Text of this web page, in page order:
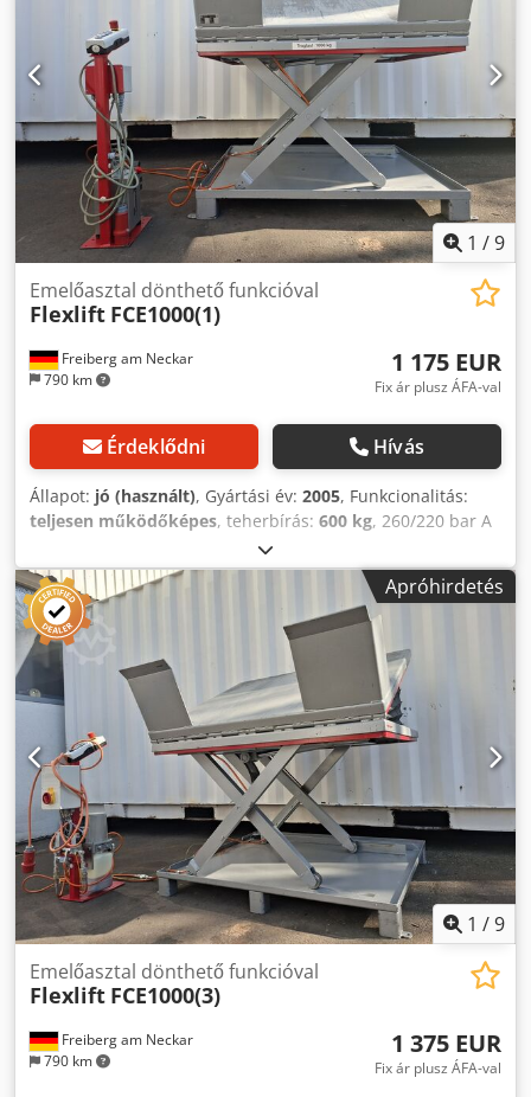
távú tartósságot és megbízható teljesítményt biztosít a
mindennapi használat során. Felhasználóbarát
kezelésének köszönhetően az emelőasztal gyorsan
integrálható a meglévő termelési folyamatokba, így
praktikus megoldást jelent az igényes emelési és
pozicionálási feladatokhoz.
1 /9
Freiberg am Neckar
790 km
Emelőasztal dönthető funkcióval
Flexlift FCE1000(1)
1 175 EUR
Fix ár plusz ÁFA-val
Érdeklődni Hívás
Állapot: jó (használt), Gyártási év: 2005, Funkcionalitás:
teljesen működőképes, teherbírás: 600 kg, 260/220 bar A
Flexlift FCE1000 egy sokoldalú emelőasztal beépített
billentő funkcióval, amely ideális széles körű ipari
alkalmazásokhoz. Lehetővé teszi a terhek precíz emelését,
süllyesztését és billentését, így a munkafolyamatok
hatékonyabbak és ergonomikusabbak. A robusztus
kialakítás nagy stabilitást és tartósságot biztosít, míg a
könnyű kezelhetőség lehetővé teszi a gyors integrációt a
meglévő termelési folyamatokba. Dcedpfewrr N Ijx Ad Sjk
Apróhirdetés
1 /9
Freiberg am Neckar
790 km
Emelőasztal dönthető funkcióval
Flexlift FCE1000(3)
1 375 EUR
Fix ár plusz ÁFA-val